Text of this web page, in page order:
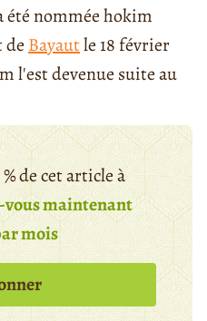
été nommée hokim
de Bayautle 18 février
l'est devenue suite au
de cet article à
vous maintenant
mois